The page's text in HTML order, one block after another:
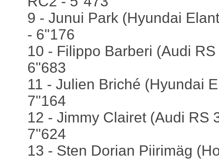
9 - Junui Park (Hyundai
- 6"176
10 - Filippo Barberi (Audi
6"683
11 - Julien Briché (Hyundai
7"164
12 - Jimmy Clairet (Audi RS
7"624
13 - Sten Dorian Piirimӓg